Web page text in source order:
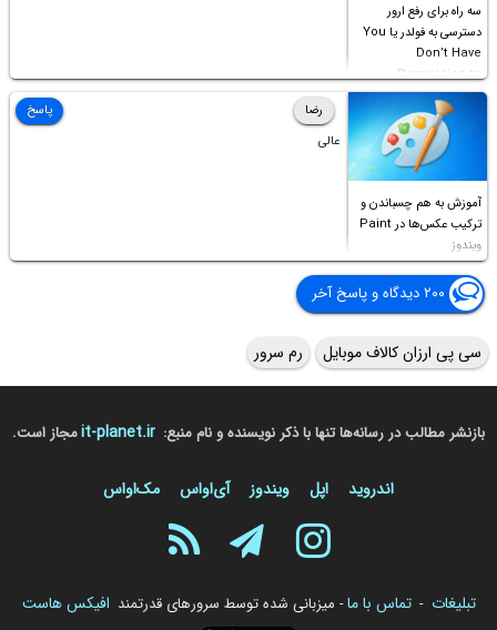
سه راه برای رفع ارور
دسترسی به فولدر یا You
Don’t Have
Permission to
Access this folder
آموزش به هم چسباندن و
ترکیب عکس‌ها در Paint
ویندوز
رضا
عالی
پاسخ
۲۰۰ دیدگاه و پاسخ آخر
سی پی ارزان کالاف موبایل رم سرور
بازنشر مطالب در رسانه‌ها تنها با ذکر نویسنده و نام منبع: it-planet.irمجاز است.
اندروید اپل ویندوز آی‌او‌اس مک‌او‌اس
تبلیغات - تماس با ما- میزبانی شده توسط سرورهای قدرتمند افیکس هاست